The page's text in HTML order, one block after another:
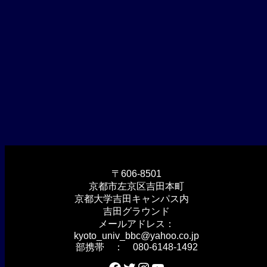
〒606-8501
京都市左京区吉田本町
京都大学吉田キャンパス内
吉田グラウンド
メールアドレス：
kyoto_univ_bbc@yahoo.co.jp
部携帯 ： 080-6148-1492